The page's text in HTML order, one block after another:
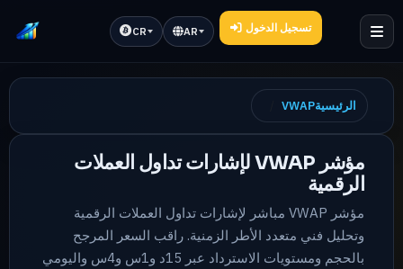
CR AR تسجيل الدخول
الرئيسيةVWAP
مؤشر VWAP لإشارات تداول العملات
الرقمية
مؤشر VWAP مباشر لإشارات تداول العملات الرقمية
وتحليل فني متعدد الأطر الزمنية. راقب السعر المرجح
بالحجم ومستويات الاسترداد عبر 15د و1س و4س واليومي